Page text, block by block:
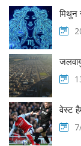
मिथुन
वेस्ट